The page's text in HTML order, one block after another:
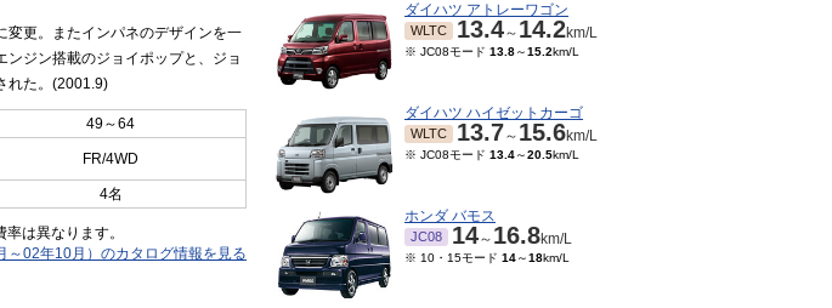
変更。またインパネのデザインを一
ジン搭載のジョイポップと、ジョ
れた。(2001.9)
49～64
FR/4WD
4名
は異なります。
～02年10月）のカタログ情報を見る
ダイハツ アトレーワゴン
WLTC 13.4～ 14.2km/L
※ JC08モード 13.8～15.2km/L
ダイハツ ハイゼットカーゴ
WLTC 13.7～ 15.6km/L
※ JC08モード 13.4～20.5km/L
ホンダ バモス
JC08 14～ 16.8km/L
※ 10・15モード 14～18km/L